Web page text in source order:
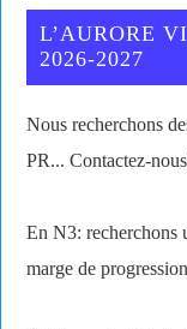
L’AURORE
2026-2027
Nous recherchons
PR... Contactez-
En N3: recherchons
marge de